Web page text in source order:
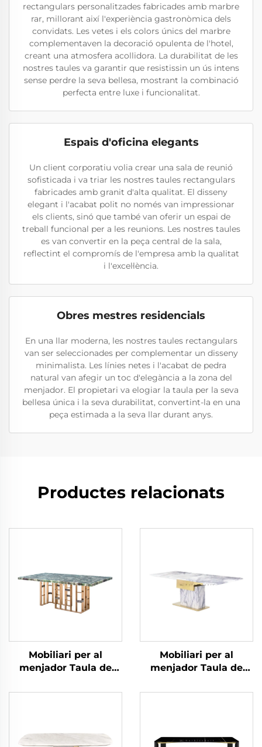
rectangulars personalitzades fabricades amb marbre
rar, millorant així l'experiència gastronòmica dels
convidats. Les vetes i els colors únics del marbre
complementaven la decoració opulenta de l'hotel,
creant una atmosfera acollidora. La durabilitat de les
nostres taules va garantir que resistissin un ús intens
sense perdre la seva bellesa, mostrant la combinació
perfecta entre luxe i funcionalitat.
Espais d'oficina elegants
Un client corporatiu volia crear una sala de reunió
sofisticada i va triar les nostres taules rectangulars
fabricades amb granit d'alta qualitat. El disseny
elegant i l'acabat polit no només van impressionar
els clients, sinó que també van oferir un espai de
treball funcional per a les reunions. Les nostres taules
es van convertir en la peça central de la sala,
reflectint el compromís de l'empresa amb la qualitat
i l'excel·lència.
Obres mestres residencials
En una llar moderna, les nostres taules rectangulars
van ser seleccionades per complementar un disseny
minimalista. Les línies netes i l'acabat de pedra
natural van afegir un toc d'elegància a la zona del
menjador. El propietari va elogiar la taula per la seva
bellesa única i la seva durabilitat, convertint-la en una
peça estimada a la seva llar durant anys.
Productes relacionats
Mobiliari per al
menjador Taula de
Mobiliari per al
menjador Taula de